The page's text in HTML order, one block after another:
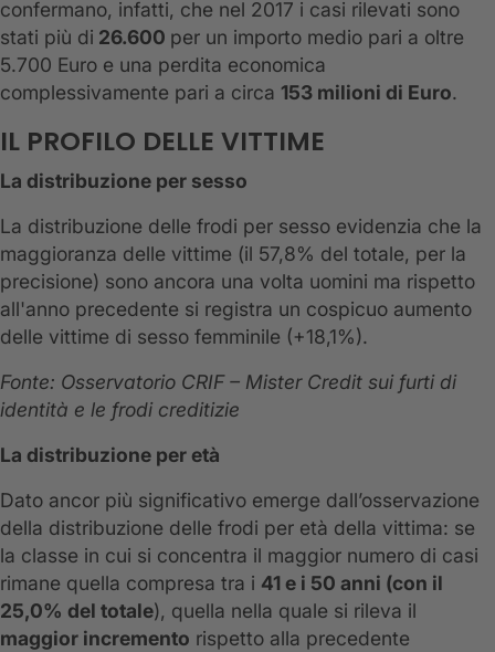
confermano, infatti, che nel 2017 i casi rilevati sono
stati più di 26.600 per un importo medio pari a oltre
5.700 Euro e una perdita economica
complessivamente pari a circa 153 milioni di Euro.
IL PROFILO DELLE VITTIME
La distribuzione per sesso
La distribuzione delle frodi per sesso evidenzia che la
maggioranza delle vittime (il 57,8% del totale, per la
precisione) sono ancora una volta uomini ma rispetto
all'anno precedente si registra un cospicuo aumento
delle vittime di sesso femminile (+18,1%).
Fonte: Osservatorio CRIF – Mister Credit sui furti di
identità e le frodi creditizie
La distribuzione per età
Dato ancor più significativo emerge dall’osservazione
della distribuzione delle frodi per età della vittima: se
la classe in cui si concentra il maggior numero di casi
rimane quella compresa tra i 41 e i 50 anni (con il
25,0% del totale), quella nella quale si rileva il
maggior incremento rispetto alla precedente